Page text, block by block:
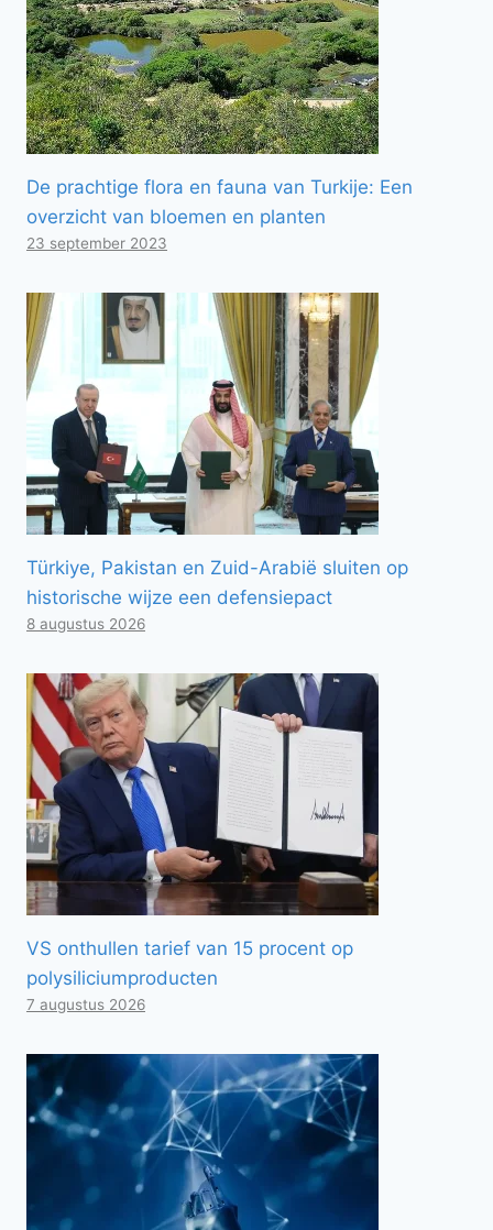
De prachtige flora en fauna van Turkije: Een
overzicht van bloemen en planten
23 september 2023
Türkiye, Pakistan en Zuid-Arabië sluiten op
historische wijze een defensiepact
8 augustus 2026
VS onthullen tarief van 15 procent op
polysiliciumproducten
7 augustus 2026